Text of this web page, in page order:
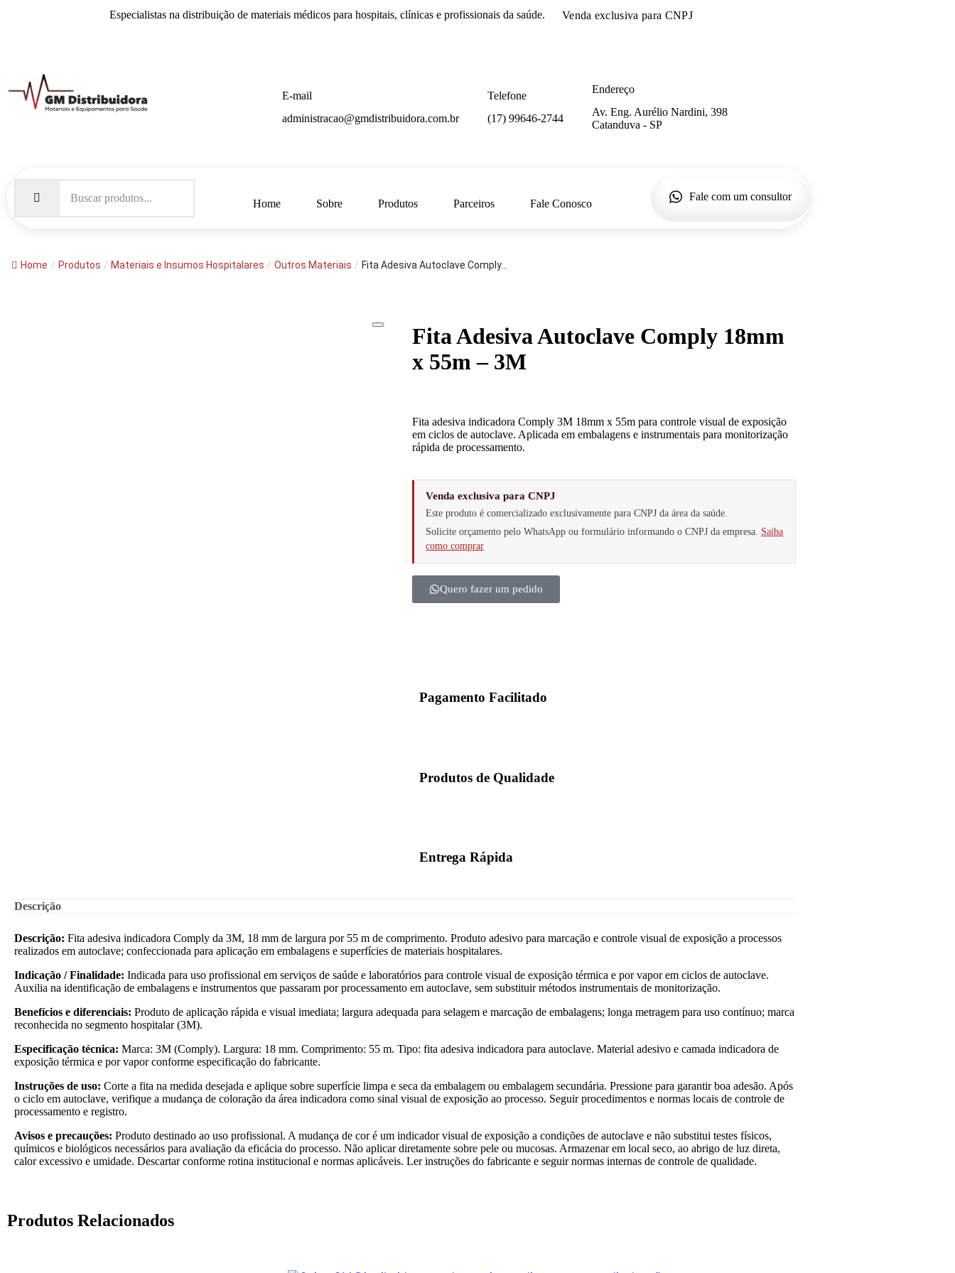
Especialistas na distribuição de materiais médicospara hospitais, clínicas e profissionais da saúde. Venda exclusiva para CNPJ
E-mail
administracao@gmdistribuidora.com.br
Telefone
(17) 99646-2744
Endereço
Av. Eng. Aurélio Nardini, 398
Catanduva - SP
Home Sobre Produtos Parceiros Fale Conosco
Fale com um consultor
Home / Produtos / Materiais e Insumos Hospitalares / Outros Materiais / Fita Adesiva Autoclave Comply...
Fita Adesiva Autoclave Comply 18mm
x 55m – 3M
Fita adesiva indicadora Comply 3M 18mm x 55m para controle visual de exposição
em ciclos de autoclave. Aplicada em embalagens e instrumentais para monitorização
rápida de processamento.
Venda exclusiva para CNPJ
Este produto é comercializado exclusivamente para CNPJ da área da saúde.
Solicite orçamento pelo WhatsApp ou formulário informando o CNPJ da empresa. Saiba
como comprar
Quero fazer um pedido
Pagamento Facilitado
Produtos de Qualidade
Entrega Rápida
Descrição
Descrição: Fita adesiva indicadora Comply da 3M, 18 mm de largura por 55 m de comprimento. Produto adesivo para marcação e controle visual de exposição a processos
realizados em autoclave; confeccionada para aplicação em embalagens e superfícies de materiais hospitalares.
Indicação / Finalidade: Indicada para uso profissional em serviços de saúde e laboratórios para controle visual de exposição térmica e por vapor em ciclos de autoclave.
Auxilia na identificação de embalagens e instrumentos que passaram por processamento em autoclave, sem substituir métodos instrumentais de monitorização.
Benefícios e diferenciais: Produto de aplicação rápida e visual imediata; largura adequada para selagem e marcação de embalagens; longa metragem para uso contínuo; marca
reconhecida no segmento hospitalar (3M).
Especificação técnica: Marca: 3M (Comply). Largura: 18 mm. Comprimento: 55 m. Tipo: fita adesiva indicadora para autoclave. Material adesivo e camada indicadora de
exposição térmica e por vapor conforme especificação do fabricante.
Instruções de uso: Corte a fita na medida desejada e aplique sobre superfície limpa e seca da embalagem ou embalagem secundária. Pressione para garantir boa adesão. Após
o ciclo em autoclave, verifique a mudança de coloração da área indicadora como sinal visual de exposição ao processo. Seguir procedimentos e normas locais de controle de
processamento e registro.
Avisos e precauções: Produto destinado ao uso profissional. A mudança de cor é um indicador visual de exposição a condições de autoclave e não substitui testes físicos,
químicos e biológicos necessários para avaliação da eficácia do processo. Não aplicar diretamente sobre pele ou mucosas. Armazenar em local seco, ao abrigo de luz direta,
calor excessivo e umidade. Descartar conforme rotina institucional e normas aplicáveis. Ler instruções do fabricante e seguir normas internas de controle de qualidade.
Produtos Relacionados